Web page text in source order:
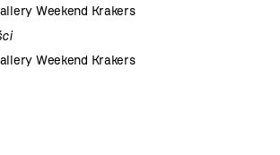
Weekend Krakers
Weekend Krakers